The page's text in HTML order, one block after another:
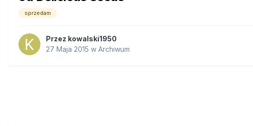
sprzedam
Przez kowalski1950
27 Maja 2015 w Archiwum